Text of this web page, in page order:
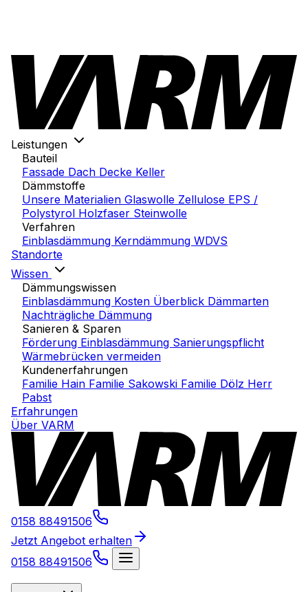
Leistungen
Bauteil
Fassade Dach Decke Keller
Dämmstoffe
Unsere Materialien Glaswolle Zellulose EPS /
Polystyrol Holzfaser Steinwolle
Verfahren
Einblasdämmung Kerndämmung WDVS
Standorte
Wissen
Dämmungswissen
Einblasdämmung Kosten Überblick Dämmarten
Nachträgliche Dämmung
Sanieren & Sparen
Förderung Einblasdämmung Sanierungspflicht
Wärmebrücken vermeiden
Kundenerfahrungen
Familie Hain Familie Sakowski Familie Dölz Herr
Pabst
Erfahrungen
Über VARM
0158 88491506
Jetzt Angebot erhalten
0158 88491506